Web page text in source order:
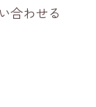
合わせる